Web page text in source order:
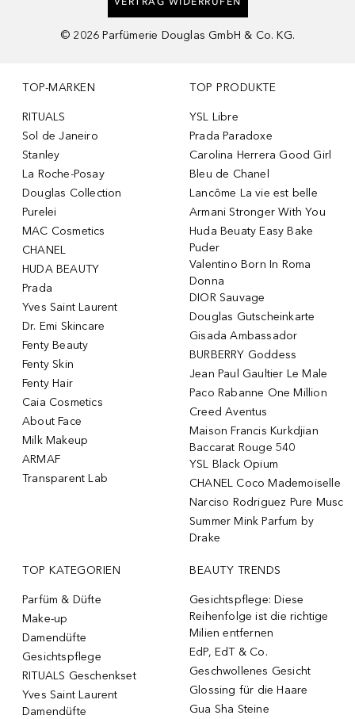
© 2026 Parfümerie Douglas GmbH & Co. KG.
TOP-MARKEN
RITUALS
Sol de Janeiro
Stanley
La Roche-Posay
Douglas Collection
Purelei
MAC Cosmetics
CHANEL
HUDA BEAUTY
Prada
Yves Saint Laurent
Dr. Emi Skincare
Fenty Beauty
Fenty Skin
Fenty Hair
Caia Cosmetics
About Face
Milk Makeup
ARMAF
Transparent Lab
TOP PRODUKTE
YSL Libre
Prada Paradoxe
Carolina Herrera Good Girl
Bleu de Chanel
Lancôme La vie est belle
Armani Stronger With You
Huda Beuaty Easy Bake
Puder
Valentino Born In Roma
Donna
DIOR Sauvage
Douglas Gutscheinkarte
Gisada Ambassador
BURBERRY Goddess
Jean Paul Gaultier Le Male
Paco Rabanne One Million
Creed Aventus
Maison Francis Kurkdjian
Baccarat Rouge 540
YSL Black Opium
CHANEL Coco Mademoiselle
Narciso Rodriguez Pure Musc
Summer Mink Parfum by
Drake
TOP KATEGORIEN
Parfüm & Düfte
Make-up
Damendüfte
Gesichtspflege
RITUALS Geschenkset
Yves Saint Laurent
Damendüfte
BEAUTY TRENDS
Gesichtspflege: Diese
Reihenfolge ist die richtige
Milien entfernen
EdP, EdT & Co.
Geschwollenes Gesicht
Glossing für die Haare
Gua Sha Steine